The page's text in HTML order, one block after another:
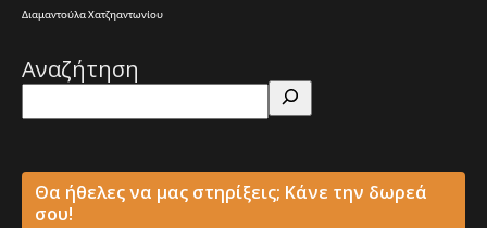
Διαμαντούλα Χατζηαντωνίου
Αναζήτηση
Θα ήθελες να μας στηρίξεις; Κάνε την δωρεά
σου!